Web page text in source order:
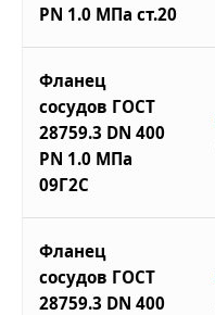
PN 1.0 МПа ст.20
Фланец
сосудов ГОСТ
28759.3 DN 400
PN 1.0 МПа
09Г2С
Фланец
сосудов ГОСТ
28759.3 DN 400